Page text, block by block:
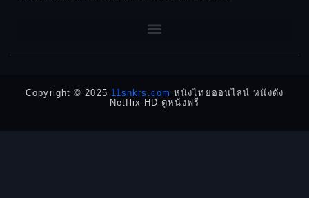
DC
Detective สืบสวน
Copyright © 2025 11snkrs.com หนังไทยออนไลน์ หนังดัง
Netflix HD ดูหนังฟรี